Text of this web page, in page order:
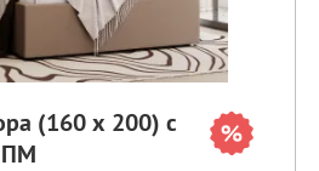
(160 х 200) с
ПМ